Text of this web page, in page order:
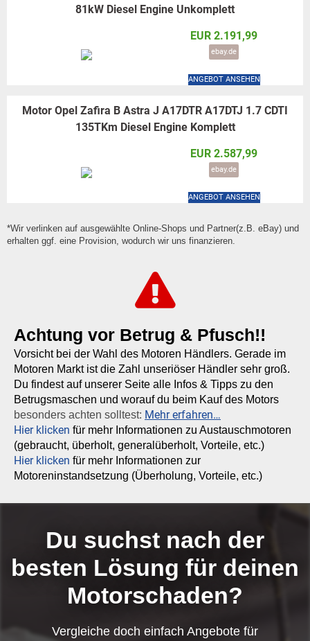
81kW Diesel Engine Unkomplett
EUR 2.191,99
ebay.de
ANGEBOT ANSEHEN
Motor Opel Zafira B Astra J A17DTR A17DTJ 1.7 CDTI
135TKm Diesel Engine Komplett
EUR 2.587,99
ebay.de
ANGEBOT ANSEHEN
*Wir verlinken auf ausgewählte Online-Shops und Partner(z.B. eBay) und
erhalten ggf. eine Provision, wodurch wir uns finanzieren.
Achtung vor Betrug & Pfusch!!
Vorsicht bei der Wahl des Motoren Händlers. Gerade im
Motoren Markt ist die Zahl unseriöser Händler sehr groß.
Du findest auf unserer Seite alle Infos & Tipps zu den
Betrugsmaschen und worauf du beim Kauf des Motors
besonders achten solltest: Mehr erfahren…
Hier klicken für mehr Informationen zu Austauschmotoren
(gebraucht, überholt, generalüberholt, Vorteile, etc.)
Hier klicken für mehr Informationen zur
Motoreninstandsetzung (Überholung, Vorteile, etc.)
Du suchst nach der
besten Lösung für deinen
Motorschaden?
Vergleiche doch einfach Angebote für